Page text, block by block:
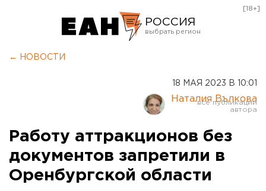
РОССИЯ
Курган
Оренбург
[18+]
← НОВОСТИ
18 МАЯ 2023 В 10:01
Наталия Вълкова
Работу аттракционов без
документов запретили в
Оренбургской области